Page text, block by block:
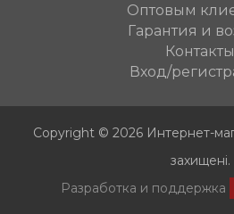
Оптовым
Гарантия и
Контакты
Вход/
Copyright © 2026 Интернет-
захищені.
Разработка и поддержка